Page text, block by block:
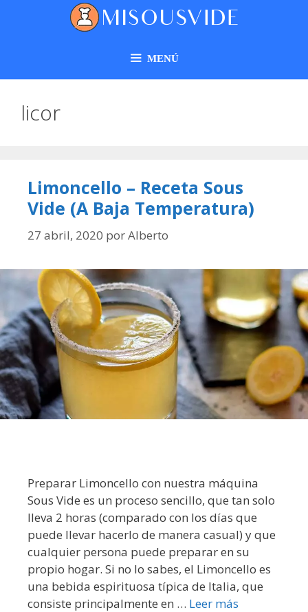
MENÚ
licor
Limoncello – Receta Sous
Vide (A Baja Temperatura)
27 abril, 2020 porAlberto
Preparar Limoncello con nuestra máquina
Sous Vide es un proceso sencillo, que tan solo
lleva 2 horas (comparado con los días que
puede llevar hacerlo de manera casual) y que
cualquier persona puede preparar en su
propio hogar. Si no lo sabes, el Limoncello es
una bebida espirituosa típica de Italia, que
consiste principalmente en … Leer más